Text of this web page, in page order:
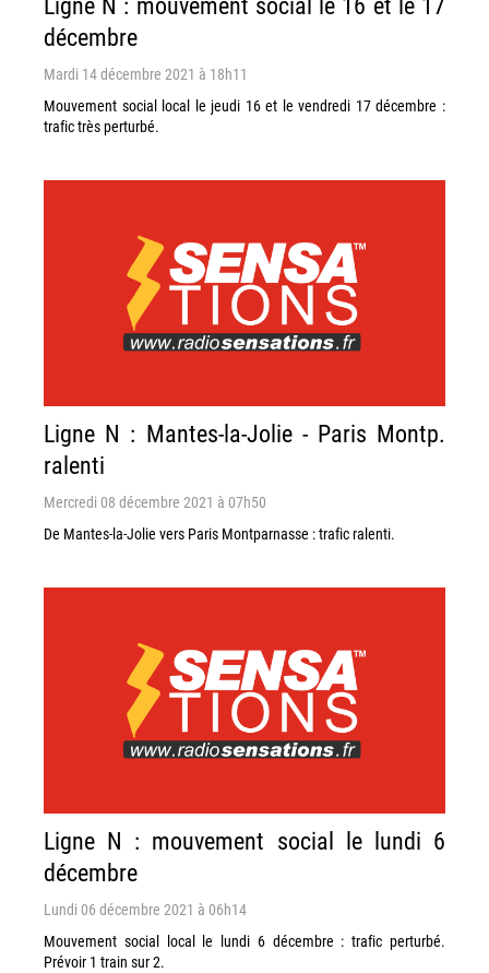
décembre
Mardi 14 décembre 2021 à 18h11
Mouvement social local le jeudi 16 et le vendredi 17 décembre :
trafic très perturbé.
Ligne N : Mantes-la-Jolie - Paris Montp.
ralenti
Mercredi 08 décembre 2021 à 07h50
De Mantes-la-Jolie vers Paris Montparnasse : trafic ralenti.
Ligne N : mouvement social le lundi 6
décembre
Lundi 06 décembre 2021 à 06h14
Mouvement social local le lundi 6 décembre : trafic perturbé.
Prévoir 1 train sur 2.